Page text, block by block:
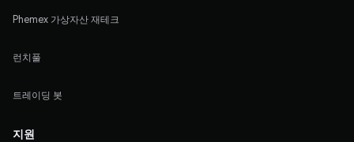
Phemex 가상자산 재테크
런치풀
트레이딩 봇
지원